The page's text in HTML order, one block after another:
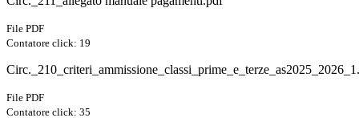
File PDF
Contatore click: 19
File PDF
Contatore click: 35